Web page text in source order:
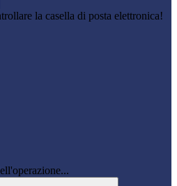
la casella di posta elettronica!